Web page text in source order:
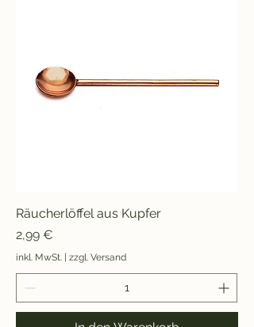
Räucherlöffel aus Kupfer
Preis
2,99 €
inkl. MwSt. | zzgl. Versand